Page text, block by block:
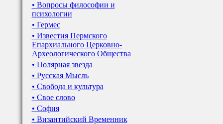
• Вопросы философии и
психологии
• Гермес
• Известия Пермского
Епархиального Церковно-
Археологического Общества
• Полярная звезда
• Русская Мысль
• Свобода и культура
• Свое слово
• София
• Византийский Временник